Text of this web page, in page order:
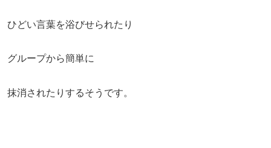
ひどい言葉を浴びせられたり
グループから簡単に
抹消されたりするそうです。